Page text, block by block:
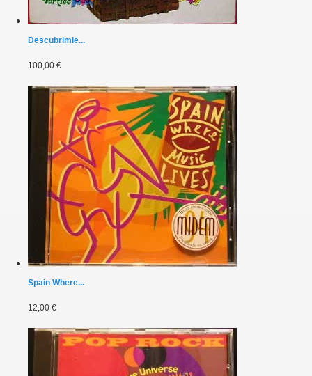
Descubrimie...
100,00 €
Spain Where...
12,00 €